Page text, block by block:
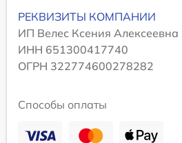
РЕКВИЗИТЫ КОМПАНИИ
ИП Велес Ксения Алексеевна
ИНН 651300417740
ОГРН 322774600278282
Способы оплаты